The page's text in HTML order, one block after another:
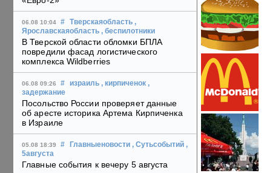
06.08 10:04 # Тверскаяобласть ,
Ярославскаяобласть , беспилотники
В Тверской области обломки БПЛА
повредили фасад логистического
комплекса Wildberries
06.08 09:26 # израиль , кирпиченок ,
задержание
Посольство России проверяет данные
об аресте историка Артема Кирпиченка
в Израиле
05.08 18:39 # Главныеновости , Сутьсобытий ,
5августа
Главные события к вечеру 5 августа